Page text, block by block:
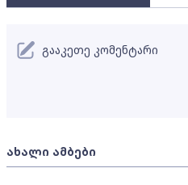
ახალი ამბები
გააკეთე კომენტარი